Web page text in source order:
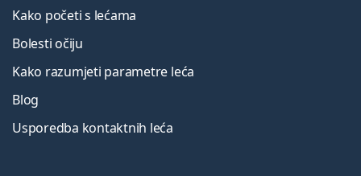
Kako početi s lećama
Bolesti očiju
Kako razumjeti parametre leća
Blog
Usporedba kontaktnih leća